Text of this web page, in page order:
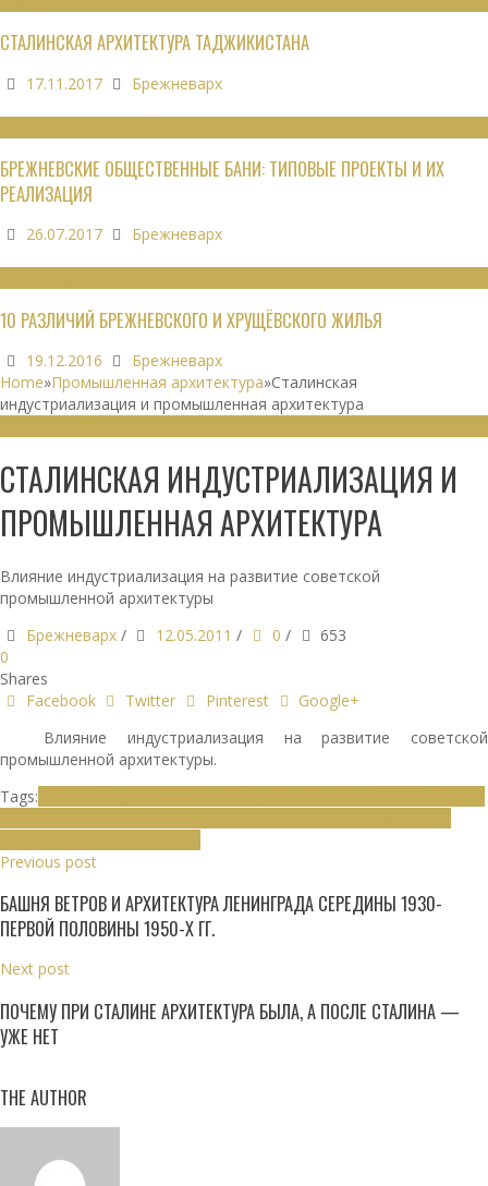
СТАЛИНСКАЯ АРХИТЕКТУРА ТАДЖИКИСТАНА
17.11.2017 Брежневарх
БРЕЖНЕВСКИЕ ОБЩЕСТВЕННЫЕ БАНИ: ТИПОВЫЕ ПРОЕКТЫ И ИХ
РЕАЛИЗАЦИЯ
26.07.2017 Брежневарх
10 РАЗЛИЧИЙ БРЕЖНЕВСКОГО И ХРУЩЁВСКОГО ЖИЛЬЯ
19.12.2016
Брежневарх
Home»Промышленная архитектура»Сталинская
индустриализация и промышленная архитектура
СТАЛИНСКАЯ ИНДУСТРИАЛИЗАЦИЯ И
ПРОМЫШЛЕННАЯ АРХИТЕКТУРА
Влияние индустриализация на развитие советской
промышленной архитектуры
Брежневарх / 12.05.2011 / 0 /
653
0
Shares
Facebook
Twitter Pinterest
Google+
Влияние индустриализация на развитие советской
промышленной архитектуры.
Tags:
Previous post
БАШНЯ ВЕТРОВ И АРХИТЕКТУРА ЛЕНИНГРАДА СЕРЕДИНЫ 1930-
ПЕРВОЙ ПОЛОВИНЫ 1950-Х ГГ.
Next post
ПОЧЕМУ ПРИ СТАЛИНЕ АРХИТЕКТУРА БЫЛА, А ПОСЛЕ СТАЛИНА —
УЖЕ НЕТ
THE AUTHOR